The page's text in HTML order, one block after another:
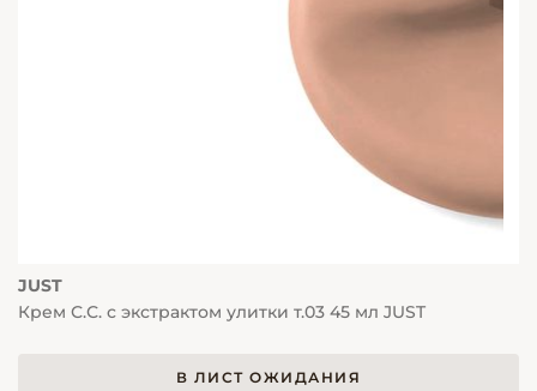
JUST
Крем С.С. с экстрактом улитки т.03 45 мл JUST
В ЛИСТ ОЖИДАНИЯ